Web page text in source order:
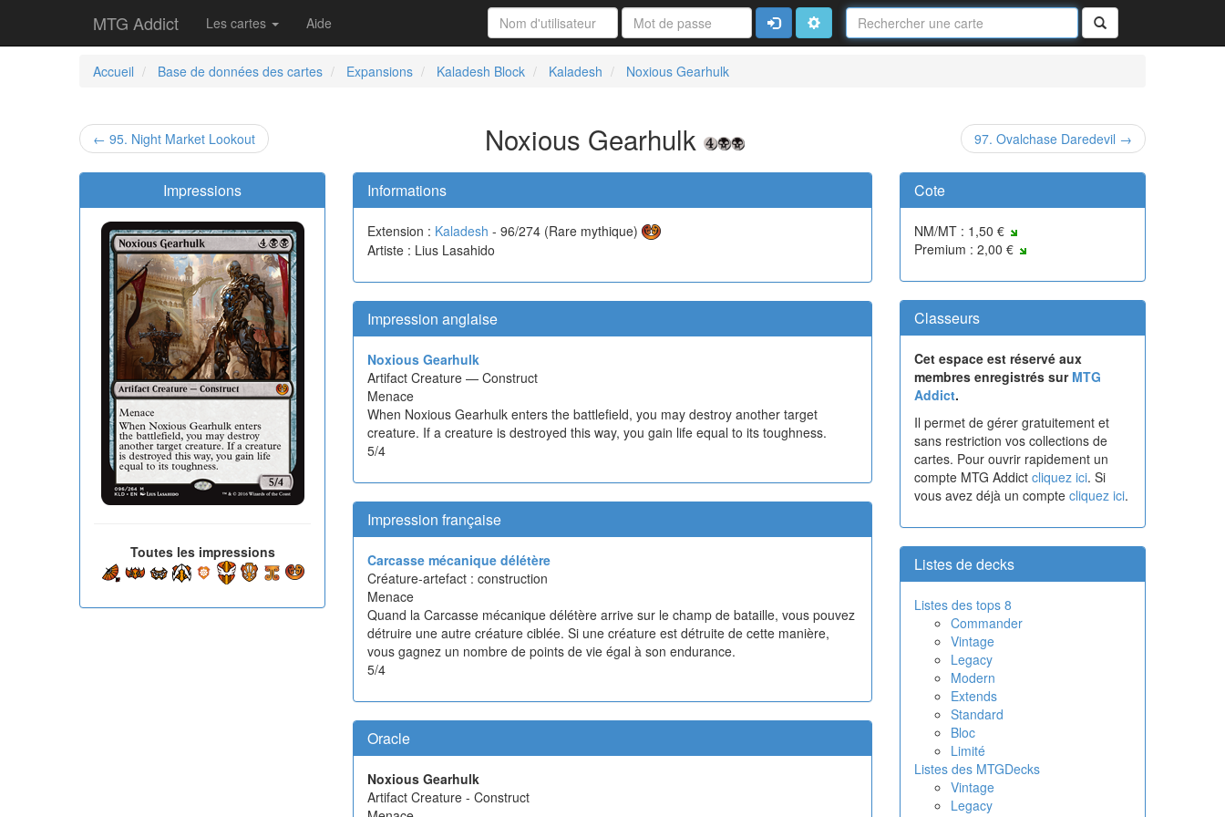
MTG Addict Les cartes Aide
Nom
de
la
Rechercher
ConnexionAvancé
Accueil
Base de données des cartes Expansions Kaladesh Block Kaladesh Noxious Gearhulk
← 95. Night Market Lookout Noxious Gearhulk 97. Ovalchase Daredevil →
Impressions
Toutes les impressions
Informations
Extension : Kaladesh - 96/274 (Rare mythique)
Artiste : Lius Lasahido
Impression anglaise
Noxious Gearhulk
Artifact Creature — Construct
Menace
When Noxious Gearhulk enters the battlefield, you may destroy another target
creature. If a creature is destroyed this way, you gain life equal to its toughness.
5/4
Impression française
Carcasse mécanique délétère
Créature-artefact : construction
Menace
Quand la Carcasse mécanique délétère arrive sur le champ de bataille, vous pouvez
détruire une autre créature ciblée. Si une créature est détruite de cette manière,
vous gagnez un nombre de points de vie égal à son endurance.
5/4
Oracle
Noxious Gearhulk
Artifact Creature - Construct
Cote
NM/MT : 1,50 €
Premium : 2,00 €
Classeurs
Cet espace est réservé aux
membres enregistrés sur MTG
Addict.
Il permet de gérer gratuitement et
sans restriction vos collections de
cartes. Pour ouvrir rapidement un
compte MTG Addict cliquez ici. Si
vous avez déjà un compte cliquez ici.
Listes de decks
Listes des tops 8
Commander
Vintage
Legacy
Modern
Extends
Standard
Bloc
Limité
Listes des MTGDecks
Vintage
Legacy